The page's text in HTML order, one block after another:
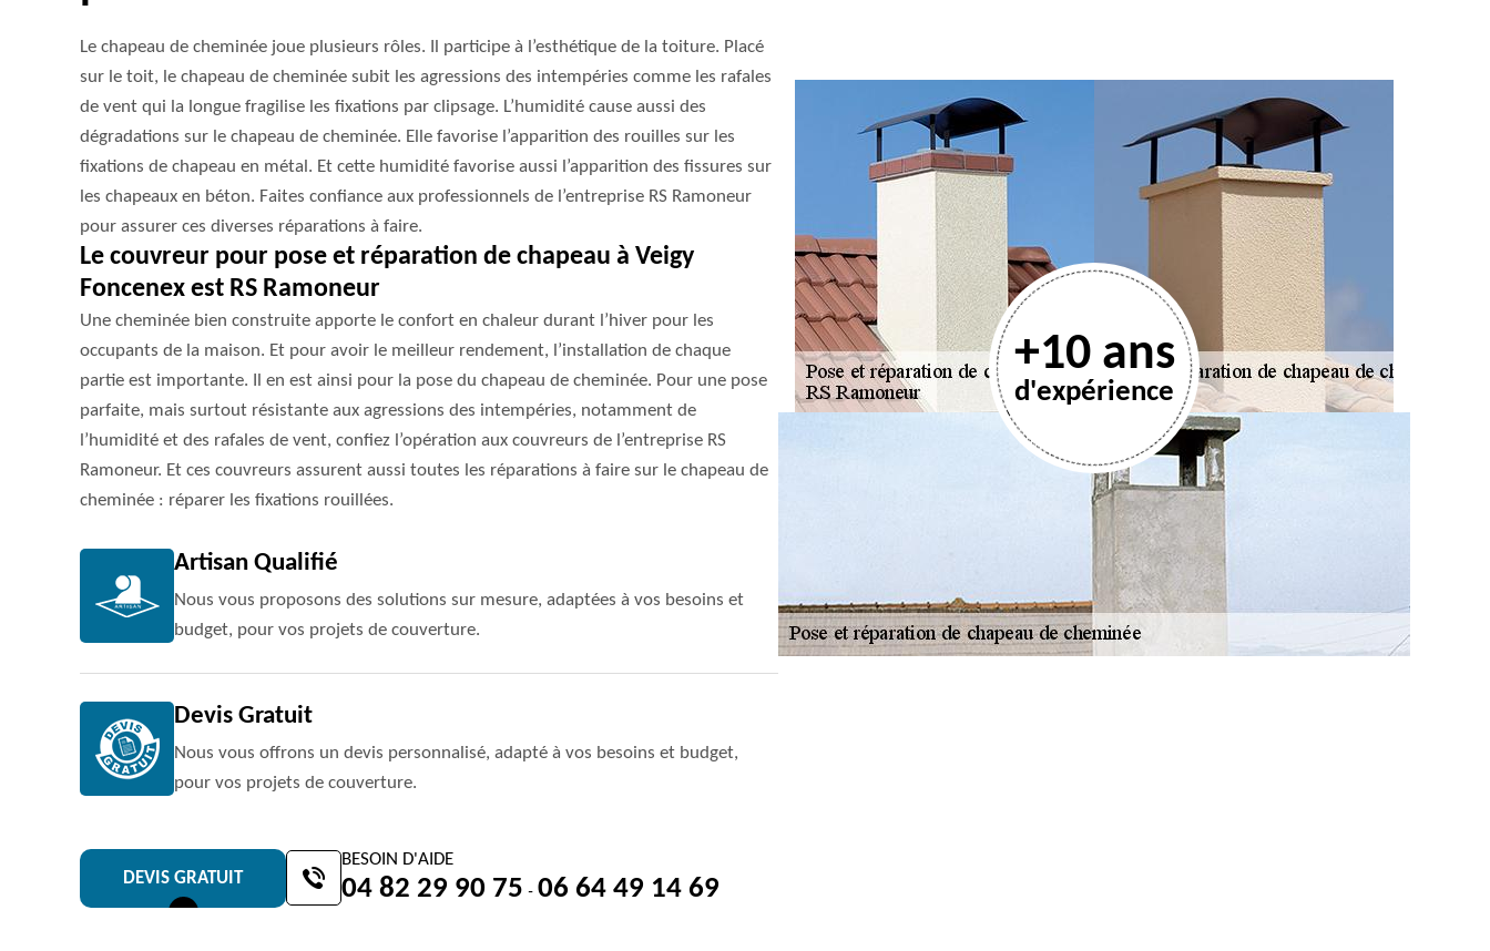
Le chapeau de cheminée joue plusieurs rôles. Il participe à l’esthétique de la toiture. Placé
sur le toit, le chapeau de cheminée subit les agressions des intempéries comme les rafales
de vent qui la longue fragilise les fixations par clipsage. L’humidité cause aussi des
dégradations sur le chapeau de cheminée. Elle favorise l’apparition des rouilles sur les
fixations de chapeau en métal. Et cette humidité favorise aussi l’apparition des fissures sur
les chapeaux en béton. Faites confiance aux professionnels de l’entreprise RS Ramoneur
pour assurer ces diverses réparations à faire.
Le couvreur pour pose et réparation de chapeau à Veigy
Foncenex est RS Ramoneur
Une cheminée bien construite apporte le confort en chaleur durant l’hiver pour les
occupants de la maison. Et pour avoir le meilleur rendement, l’installation de chaque
partie est importante. Il en est ainsi pour la pose du chapeau de cheminée. Pour une pose
parfaite, mais surtout résistante aux agressions des intempéries, notamment de
l’humidité et des rafales de vent, confiez l’opération aux couvreurs de l’entreprise RS
Ramoneur. Et ces couvreurs assurent aussi toutes les réparations à faire sur le chapeau de
cheminée : réparer les fixations rouillées.
Artisan Qualifié
Nous vous proposons des solutions sur mesure, adaptées à vos besoins et
budget, pour vos projets de couverture.
Devis Gratuit
Nous vous offrons un devis personnalisé, adapté à vos besoins et budget,
pour vos projets de couverture.
DEVIS GRATUIT
BESOIN D'AIDE
04 82 29 90 75 - 06 64 49 14 69
+10 ans
d'expérience